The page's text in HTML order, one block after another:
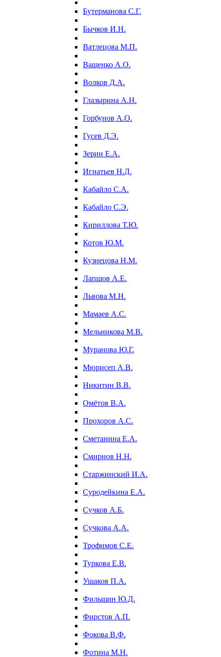
Бутерманова С.Г.
Бычков И.Н.
Ватлецова М.П.
Ващенко А.О.
Волков Д.А.
Глазырина А.Н.
Горбунов А.О.
Гусев Д.Э.
Зерин Е.А.
Игнатьев Н.Д.
Кабайло С.А.
Кабайло С.Э.
Кириллова Т.Ю.
Котов Ю.М.
Кузнецова Н.М.
Лапшов А.Е.
Львова М.Н.
Мамаев А.С.
Мельникова М.В.
Муранова Ю.Г.
Мюрисеп А.В.
Никитин В.В.
Омётов В.А.
Прохоров А.С.
Сметанина Е.А.
Смирнов Н.Н.
Старжинский И.А.
Суродейкина Е.А.
Сучков А.Б.
Сучкова А.А.
Трофимов С.Е.
Туркова Е.В.
Ушаков П.А.
Фильшин Ю.Д.
Фирстов А.П.
Фокова В.Ф.
Фотина М.Н.